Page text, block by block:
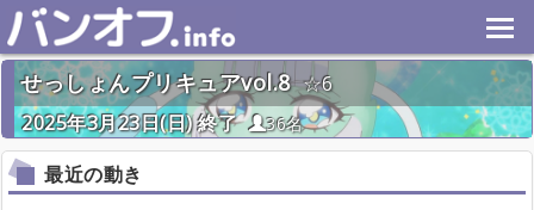
せっしょんプリキュアvol.8
6
2025年3月23日(日) 終了
36名
最近の動き